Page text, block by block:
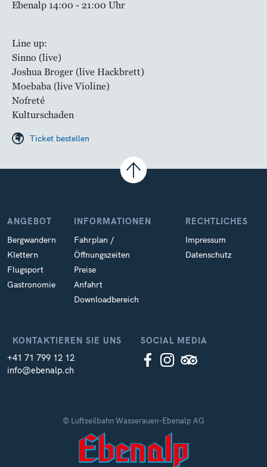
Ebenalp 14:00 - 21:00 Uhr
Line up:
Sinno (live)
Joshua Broger (live Hackbrett)
Moebaba (live Violine)
Nofreté
Kulturschaden
Ticket bestellen
KONTAKTIEREN SIE UNS
+41 71 799 12 12
info@ebenalp.ch
ANGEBOT
Bergwandern
Klettern
Flugsport
Gastronomie
INFORMATIONEN
Fahrplan /
Öffnungszeiten
Preise
Anfahrt
Downloadbereich
RECHTLICHES
Impressum
Datenschutz
SOCIAL MEDIA
© Luftseilbahn Wasserauen-Ebenalp AG